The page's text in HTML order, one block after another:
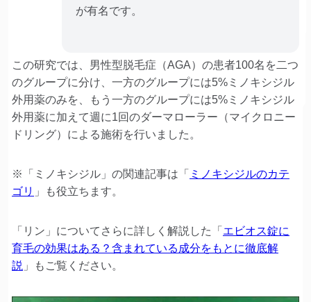
が有名です。
この研究では、男性型脱毛症（AGA）の患者100名を二つ
のグループに分け、一方のグループには5%ミノキシジル
外用薬のみを、もう一方のグループには5%ミノキシジル
外用薬に加えて週に1回のダーマローラー（マイクロニー
ドリング）による施術を行いました。
※「ミノキシジル」の関連記事は「 ミノキシジルのカテ
ゴリ 」も役立ちます。
「リン」についてさらに詳しく解説した「 エビオス錠に
育毛の効果はある？含まれている成分をもとに徹底解
説 」もご覧ください。